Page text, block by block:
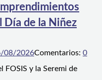
Día de la Niñez
08/2026Comentarios: 0
FOSIS y la Seremi de